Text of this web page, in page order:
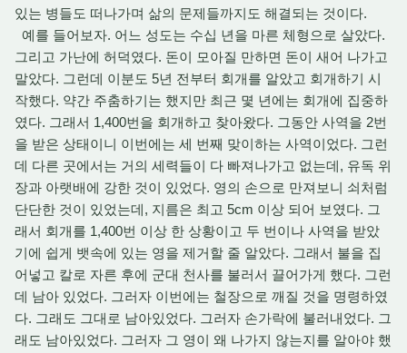
있는 병들도 떠나가며 삶의 문제들까지도 해결되는 것이다.
예를 들어보자. 어느 성도는 수십 년을 마른 체형으로 살았다.
그리고 가난에 허덕였다. 돈이 모아질 만하면 돈이 새어 나가고
말았다. 그런데 이분도 5년 전부터 회개를 알았고 회개하기 시
작했다. 약간 주춤하기는 했지만 최근 몇 년에는 회개에 집중하
였다. 그래서 1,400번을 회개하고 찾아왔다. 그동안 사역을 2번
을 받은 상태이니 이번에는 세 번째 맞이하는 사역이었다. 그런
데 다른 곳에서는 거의 세력들이 다 빠져나가고 없는데, 유독 위
장과 아랫배에 강한 것이 있었다. 영의 손으로 만져보니 쇠처럼
단단한 것이 있었는데, 지름은 최고 5cm 이상 되어 보였다. 그
래서 회개를 1,400번 이상 한 상황이고 두 번이나 사역을 받았
기에 쉽게 뱃속에 있는 영을 제거할 줄 알았다. 그래서 불을 집
어넣고 칼로 자른 후에 군대 천사를 불러서 끌어가게 했다. 그런
데 남아 있었다. 그러자 이번에는 철장으로 깨질 것을 명령하였
다. 그래도 그대로 남아있었다. 그러자 손가락에 불러내었다. 그
래도 남아있었다. 그러자 그 영이 왜 나가지 않는지를 알아야 했